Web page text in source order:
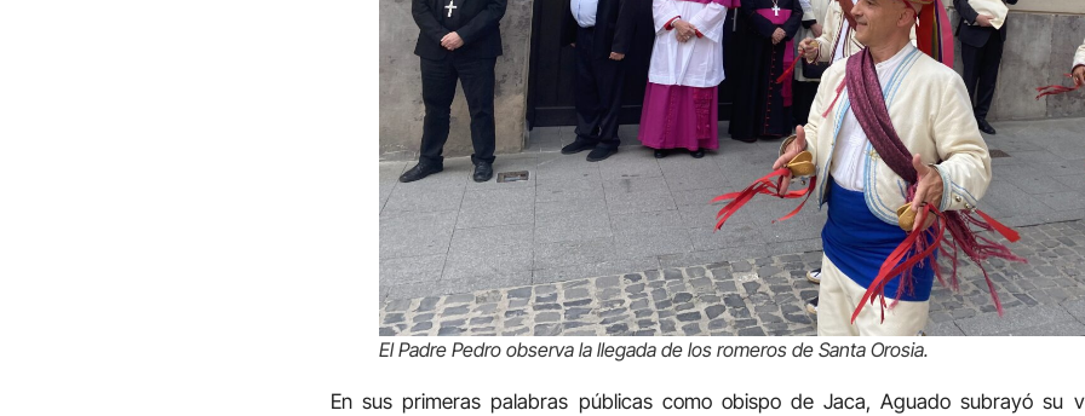
El Padre Pedro observa la llegada de los romeros de Santa Orosia.
En sus primeras palabras públicas como obispo de Jaca, Aguado subrayó su